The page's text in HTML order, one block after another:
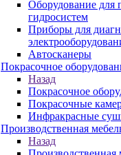
Оборудование
гидросистем
Приборы для
Автосканеры
Покрасочное
Назад
Покрасочное
Покрасочные
Инфракрасные
Производственная
Назад